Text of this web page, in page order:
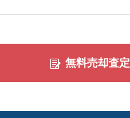
無料売却査定